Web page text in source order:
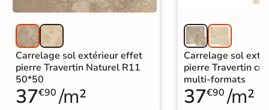
Carrelage sol extérieur effet
pierre Travertin Naturel R11
50*50
37€90 /m²
Carrelage sol
pierre Travertin
multi-formats
37€90 /m²